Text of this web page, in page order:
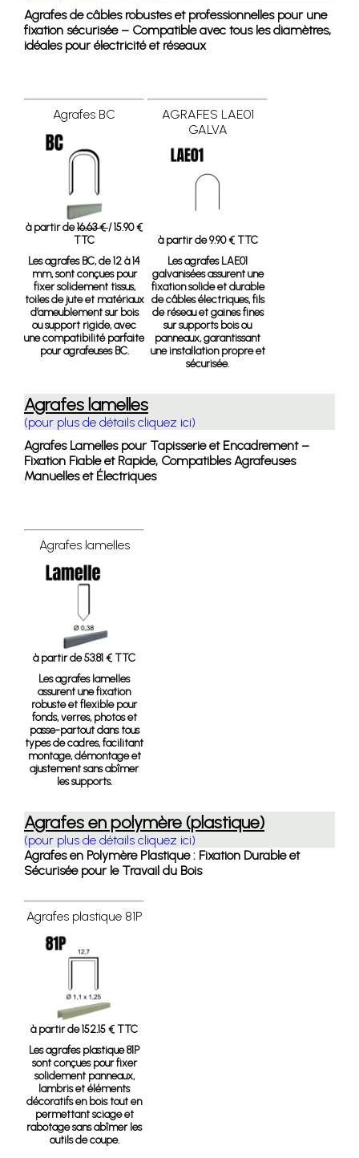
Agrafes de câbles robustes et professionnelles pour une
fixation sécurisée – Compatible avec tous les diamètres,
idéales pour électricité et réseaux
Agrafes BC
à partir de16.63 €/ 15.90 €
TTC
Les agrafes BC, de 12 à 14
mm, sont conçues pour
fixer solidement tissus,
toiles de jute et matériaux
d’ameublement sur bois
ou support rigide, avec
une compatibilité parfaite
pour agrafeuses BC.
AGRAFES LAE01
GALVA
à partir de 9.90 € TTC
Les agrafes LAE01
galvanisées assurent une
fixation solide et durable
de câbles électriques, fils
de réseau et gaines fines
sur supports bois ou
panneaux, garantissant
une installation propre et
sécurisée.
Agrafes lamelles
(pour plus de détails cliquez ici)
Agrafes Lamelles pour Tapisserie et Encadrement –
Fixation Fiable et Rapide, Compatibles Agrafeuses
Manuelles et Électriques
Agrafes lamelles
à partir de 53.81 € TTC
Les agrafes lamelles
assurent une fixation
robuste et flexible pour
fonds, verres, photos et
passe-partout dans tous
types de cadres, facilitant
montage, démontage et
ajustement sans abîmer
les supports.
Agrafes en polymère (plastique)
(pour plus de détails cliquez ici)
Agrafes en Polymère Plastique : Fixation Durable et
Sécurisée pour le Travail du Bois
Agrafes plastique 81P
à partir de 152.15 € TTC
Les agrafes plastique 81P
sont conçues pour fixer
solidement panneaux,
lambris et éléments
décoratifs en bois tout en
permettant sciage et
rabotage sans abîmer les
outils de coupe.